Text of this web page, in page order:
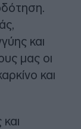
και
μας οι
και